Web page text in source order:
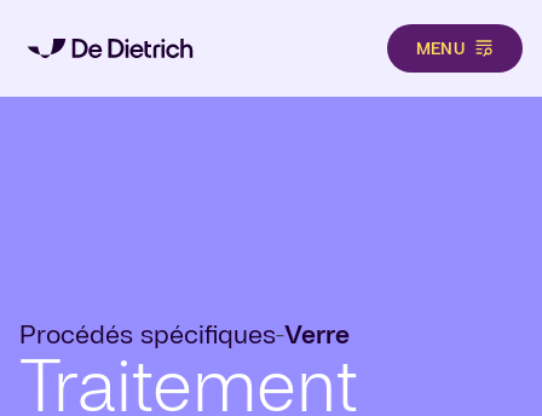
MENU
Procédés spécifiques-Verre
Traitement